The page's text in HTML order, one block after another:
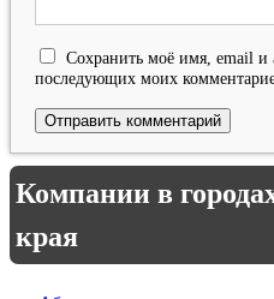
Сохранить моё имя, email и
последующих моих
Компании в
края